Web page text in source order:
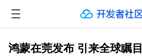
鸿蒙在莞发布 引来全球瞩目